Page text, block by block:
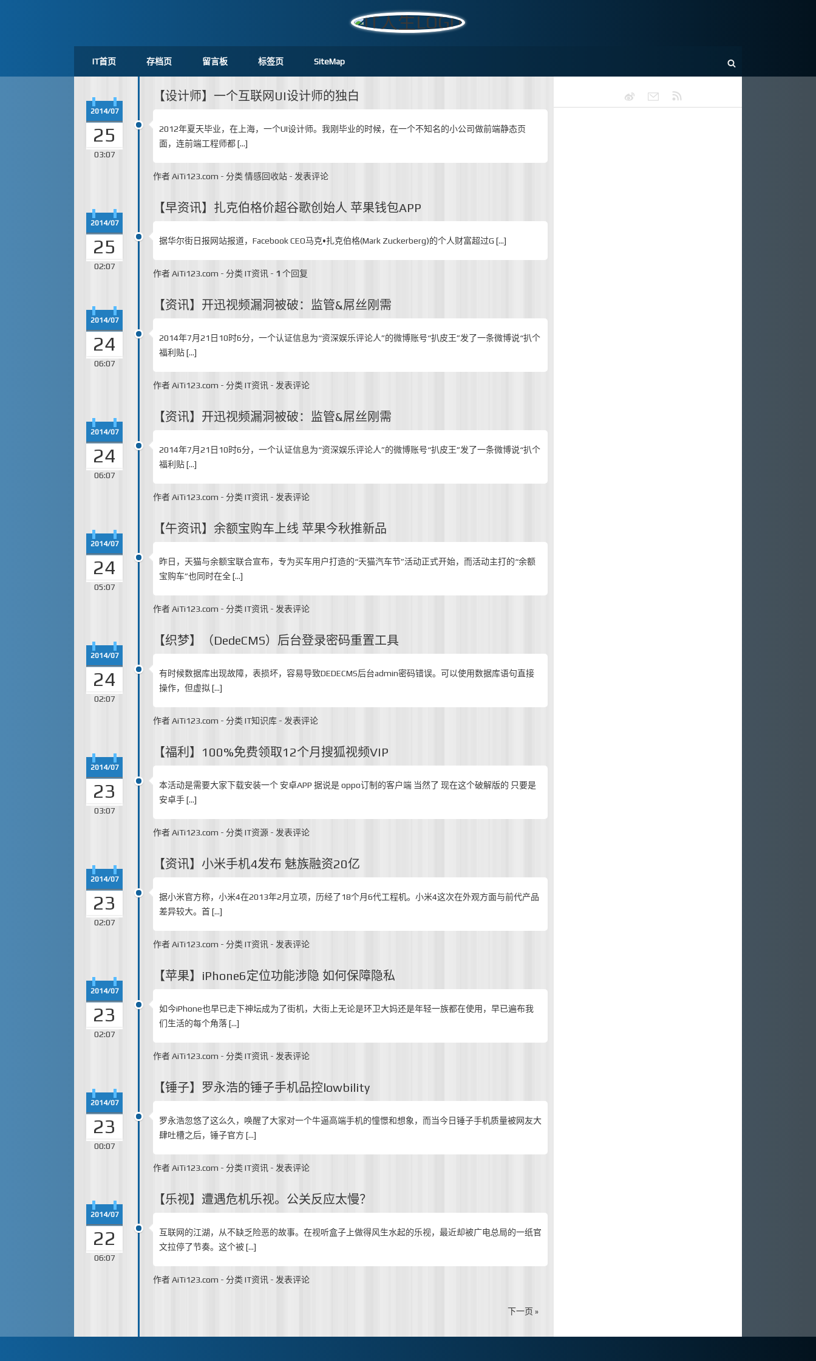
IT首页 存档页 留言板 标签页 SiteMap
【设计师】一个互联网UI设计师的独白
2014/07
25
03:07
2012年夏天毕业，在上海，一个UI设计师。我刚毕业的时候，在一个不知名的小公司做前端静态页
面，连前端工程师都 […]
作者AiTi123.com - 分类 情感回收站 - 发表评论
【早资讯】扎克伯格价超谷歌创始人 苹果钱包APP
2014/07
25
02:07
据华尔街日报网站报道，Facebook CEO马克•扎克伯格(Mark Zuckerberg)的个人财富超过G […]
作者AiTi123.com - 分类 IT资讯 - 1 个回复
【资讯】开迅视频漏洞被破：监管&屌丝刚需
2014/07
24
06:07
2014年7月21日10时6分，一个认证信息为“资深娱乐评论人”的微博账号“扒皮王”发了一条微博说“扒个
福利贴 […]
作者AiTi123.com - 分类 IT资讯 - 发表评论
【资讯】开迅视频漏洞被破：监管&屌丝刚需
2014/07
24
06:07
2014年7月21日10时6分，一个认证信息为“资深娱乐评论人”的微博账号“扒皮王”发了一条微博说“扒个
福利贴 […]
作者AiTi123.com - 分类 IT资讯 - 发表评论
【午资讯】余额宝购车上线 苹果今秋推新品
2014/07
24
05:07
昨日，天猫与余额宝联合宣布，专为买车用户打造的“天猫汽车节”活动正式开始，而活动主打的“余额
宝购车”也同时在全 […]
作者AiTi123.com - 分类 IT资讯 - 发表评论
【织梦】（DedeCMS）后台登录密码重置工具
2014/07
24
02:07
有时候数据库出现故障，表损坏，容易导致DEDECMS后台admin密码错误。可以使用数据库语句直接
操作，但虚拟 […]
作者AiTi123.com - 分类 IT知识库 - 发表评论
【福利】100%免费领取12个月搜狐视频VIP
2014/07
23
03:07
本活动是需要大家下载安装一个 安卓APP 据说是 oppo订制的客户端 当然了 现在这个破解版的 只要是
安卓手 […]
作者AiTi123.com - 分类 IT资源 - 发表评论
【资讯】小米手机4发布 魅族融资20亿
2014/07
23
02:07
据小米官方称，小米4在2013年2月立项，历经了18个月6代工程机。小米4这次在外观方面与前代产品
差异较大。首 […]
作者AiTi123.com - 分类 IT资讯 - 发表评论
【苹果】iPhone6定位功能涉隐 如何保障隐私
2014/07
23
02:07
如今iPhone也早已走下神坛成为了街机，大街上无论是环卫大妈还是年轻一族都在使用，早已遍布我
们生活的每个角落 […]
作者AiTi123.com - 分类 IT资讯 - 发表评论
【锤子】罗永浩的锤子手机品控lowbility
2014/07
23
00:07
罗永浩忽悠了这么久，唤醒了大家对一个牛逼高端手机的憧憬和想象，而当今日锤子手机质量被网友大
肆吐槽之后，锤子官方 […]
作者AiTi123.com - 分类 IT资讯 - 发表评论
【乐视】遭遇危机乐视。公关反应太慢？
2014/07
22
06:07
互联网的江湖，从不缺乏险恶的故事。在视听盒子上做得风生水起的乐视，最近却被广电总局的一纸官
文拉停了节奏。这个被 […]
作者AiTi123.com - 分类 IT资讯 - 发表评论
下一页 »